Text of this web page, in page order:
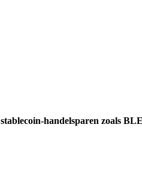
stablecoin-handelsparen zoals